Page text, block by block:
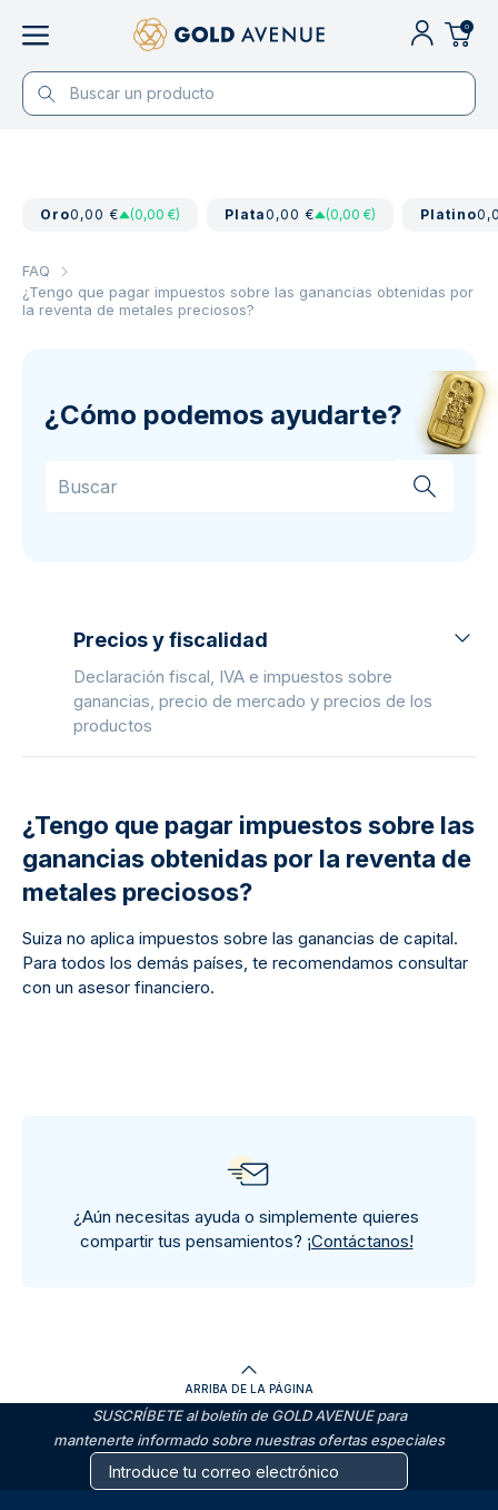
0
Oro0,00 € (0,00 €) Plata0,00 € (0,00 €) Platino
FAQ
¿Tengo que pagar impuestos sobre las ganancias obtenidas por
la reventa de metales preciosos?
¿Cómo podemos ayudarte?
Precios y fiscalidad
Declaración fiscal, IVA e impuestos sobre
ganancias, precio de mercado y precios de los
productos
¿Tengo que pagar impuestos sobre las
ganancias obtenidas por la reventa de
metales preciosos?
Suiza no aplica impuestos sobre las ganancias de capital.
Para todos los demás países, te recomendamos consultar
con un asesor financiero.
¿Aún necesitas ayuda o simplemente quieres
compartir tus pensamientos? ¡Contáctanos!
ARRIBA DE LA PÁGINA
SUSCRÍBETE al boletín de GOLD AVENUE para
mantenerte informado sobre nuestras ofertas especiales